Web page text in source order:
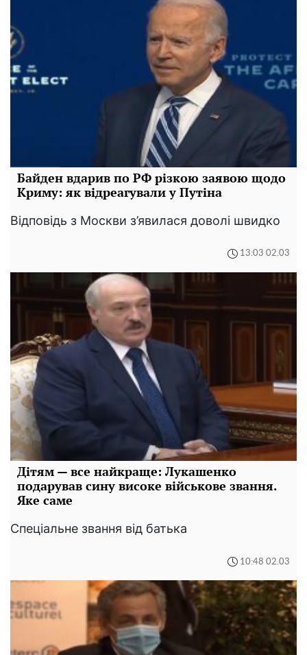
Байден вдарив по РФ різкою заявою щодо
Криму: як відреагували у Путіна
Відповідь з Москви з’явилася доволі швидко
13:03 02.03
Дітям — все найкраще: Лукашенко
подарував сину високе військове звання.
Яке саме
Спеціальне звання від батька
10:48 02.03